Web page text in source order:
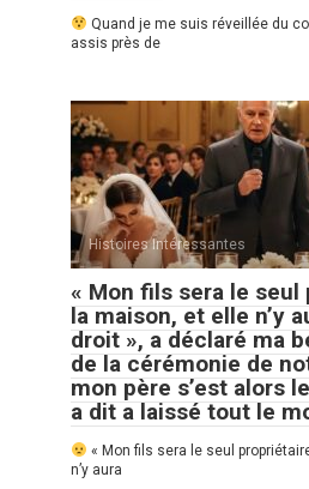
Quand je me suis réveillée du
assis près de
Histoires Intéressantes
« Mon fils sera le seul
la maison, et elle n’y
droit », a déclaré ma
de la cérémonie de
mon père s’est alors
a dit a laissé tout le
« Mon fils sera le seul
n’y aura